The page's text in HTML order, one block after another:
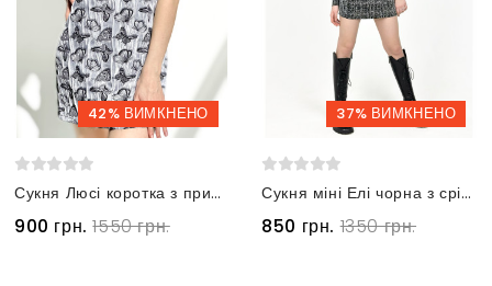
42% ВИМКНЕНО
Сукня Люсі коротка з принтом метелики без рукавів срібляста
900 грн. 1550 грн.
37% ВИМКНЕНО
Сукня міні Елі чорна з сріблястим напиленням
850 грн. 1350 грн.